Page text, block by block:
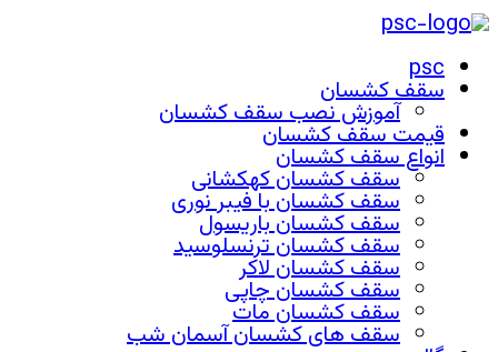
psc
سقف کشسان
آموزش نصب سقف کشسان
قیمت سقف کشسان
انواع سقف کشسان
سقف کشسان کهکشانی
سقف کشسان با فیبر نوری
سقف کشسان باریسول
سقف کشسان ترنسلوسید
سقف کشسان لاکر
سقف کشسان چاپی
سقف کشسان مات
سقف های کشسان آسمان شب